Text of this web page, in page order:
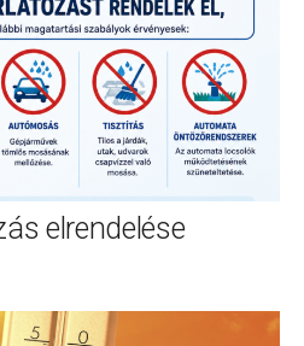
elrendelése